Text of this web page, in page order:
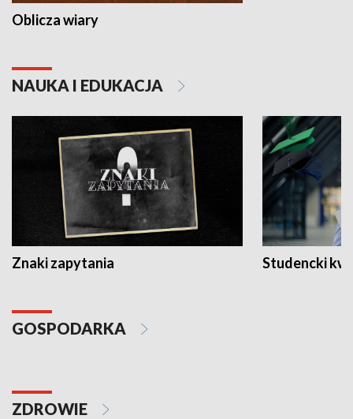
Oblicza wiary
NAUKA I EDUKACJA
Znaki zapytania Studencki
GOSPODARKA
ZDROWIE